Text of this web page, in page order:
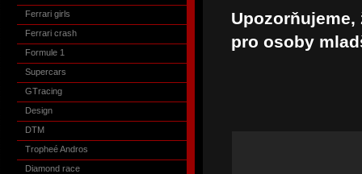
Ferrari girls
Ferrari crash
Formule 1
Supercars
GTracing
Design
DTM
Tropheé Andros
Diamond race
pro osoby